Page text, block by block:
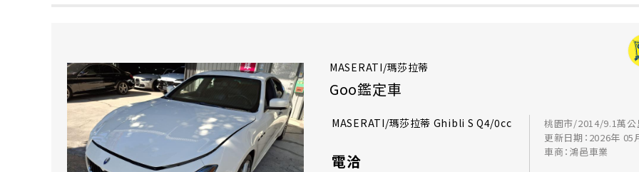
MASERATI/瑪莎拉蒂
Goo鑑定車
MASERATI/瑪莎拉蒂 Ghibli S Q4/0cc
電洽
桃園市/2014/9.1萬公
更新日期：2026年 05
車商：鴻邑車業